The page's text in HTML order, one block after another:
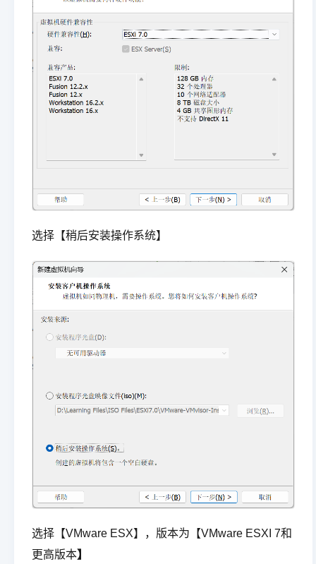
选择【稍后安装操作系统】
选择【VMware ESX】，版本为【VMware ESXI 7和
更高版本】